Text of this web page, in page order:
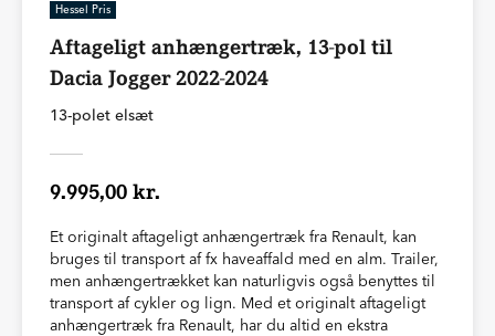
Hessel Pris
Aftageligt anhængertræk, 13-pol til
Dacia Jogger 2022-2024
13-polet elsæt
9.995,00 kr.
Et originalt aftageligt anhængertræk fra Renault, kan
bruges til transport af fx haveaffald med en alm. Trailer,
men anhængertrækket kan naturligvis også benyttes til
transport af cykler og lign. Med et originalt aftageligt
anhængertræk fra Renault, har du altid en ekstra